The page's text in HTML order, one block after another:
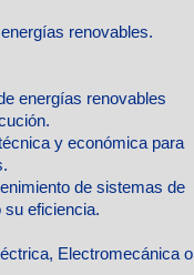
renovables.
energías renovables
y económica para
de sistemas de
eficiencia.
Electromecánica o